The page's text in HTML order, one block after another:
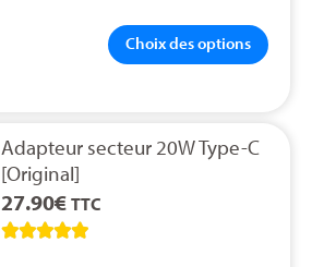
Choix des options
Adapteur secteur 20W Type-C
[Original]
27.90€ TTC
